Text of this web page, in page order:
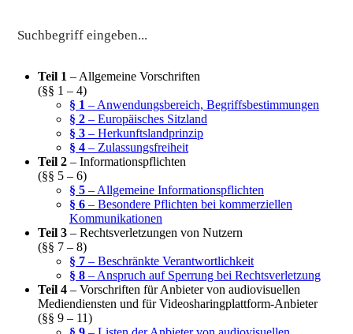
Teil 1 – Allgemeine Vorschriften
(§§ 1 – 4)
§ 1 – Anwendungsbereich, Begriffsbestimmungen
§ 2 – Europäisches Sitzland
§ 3 – Herkunftslandprinzip
§ 4 – Zulassungsfreiheit
Teil 2 – Informationspflichten
(§§ 5 – 6)
§ 5 – Allgemeine Informationspflichten
§ 6 – Besondere Pflichten bei kommerziellen
Kommunikationen
Teil 3 – Rechtsverletzungen von Nutzern
(§§ 7 – 8)
§ 7 – Beschränkte Verantwortlichkeit
§ 8 – Anspruch auf Sperrung bei Rechtsverletzung
Teil 4 – Vorschriften für Anbieter von audiovisuellen
Mediendiensten und für Videosharingplattform-Anbieter
(§§ 9 – 11)